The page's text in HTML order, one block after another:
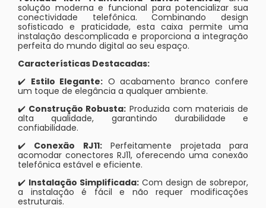
solução moderna e funcional para potencializar sua
conectividade telefônica. Combinando design
sofisticado e praticidade, esta caixa permite uma
instalação descomplicada e proporciona a integração
perfeita do mundo digital ao seu espaço.
Características Destacadas:
✔️ Estilo Elegante: O acabamento branco confere
um toque de elegância a qualquer ambiente.
✔️ Construção Robusta: Produzida com materiais de
alta qualidade, garantindo durabilidade e
confiabilidade.
✔️ Conexão RJ11:Perfeitamente projetada para
acomodar conectores RJ11, oferecendo uma conexão
telefônica estável e eficiente.
✔️ Instalação Simplificada: Com design de sobrepor,
a instalação é fácil e não requer modificações
estruturais.